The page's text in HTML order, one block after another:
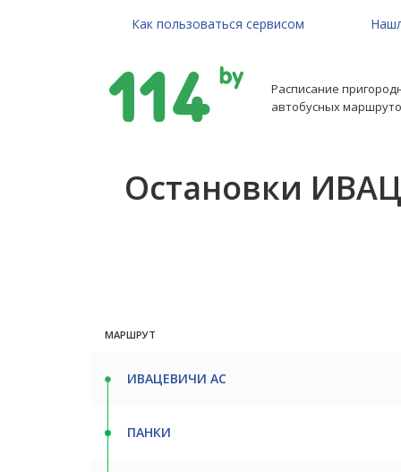
Как пользоваться сервисом
Расписание
автобусных
Остановки
МАРШРУТ
ИВАЦЕВИЧИ АС
ПАНКИ